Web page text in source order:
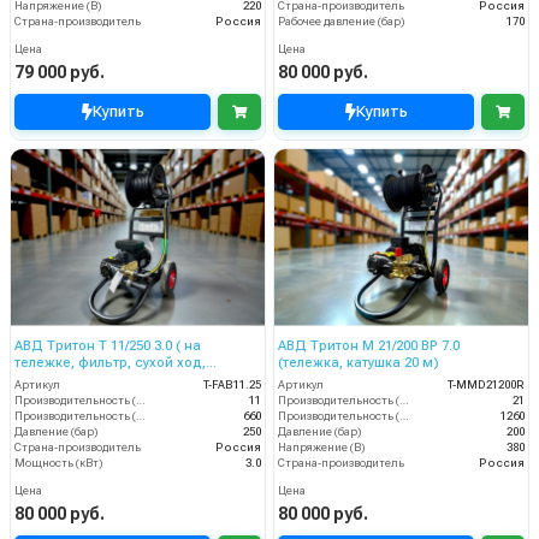
Напряжение (В)
220
Страна-производитель
Россия
Цена
79 000 руб.
Купить
Страна-производитель
Россия
Рабочее давление (бар)
170
Цена
80 000 руб.
Купить
АВД Тритон T 11/250 3.0 ( на
тележке, фильтр, сухой ход,
электрика с теплозащитой,
катушкой)
Артикул
T-FAB11.25
Производительность (л/мин)
11
Производительность (л/ч)
660
Давление (бар)
250
Страна-производитель
Россия
Мощность (кВт)
3.0
Цена
80 000 руб.
АВД Тритон М 21/200 ВР 7.0
(тележка, катушка 20 м)
Артикул
T-MMD21200R
Производительность (л/мин)
21
Производительность (л/ч)
1260
Давление (бар)
200
Напряжение (В)
380
Страна-производитель
Россия
Цена
80 000 руб.